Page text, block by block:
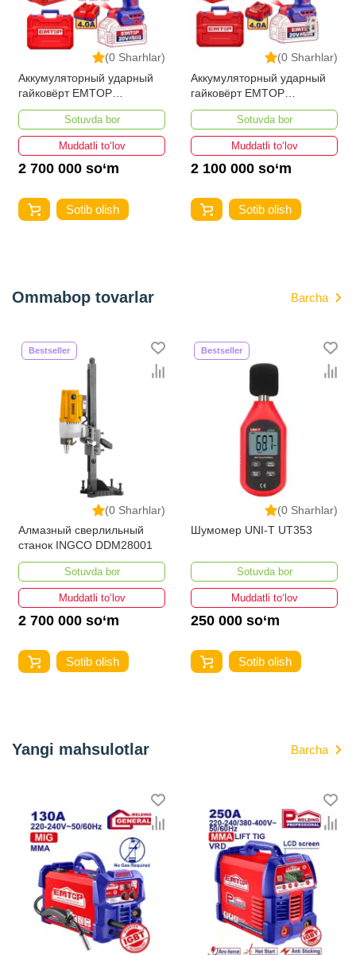
(0 Sharhlar)
Аккумуляторный ударный
гайковёрт EMTOP
ECIWL20135
Sotuvda bor
Muddatli to‘lov
2 700 000 so‘m
Sotib olish
(0 Sharhlar)
Аккумуляторный ударный
гайковёрт EMTOP
ECIWL20105
Sotuvda bor
Muddatli to‘lov
2 100 000 so‘m
Sotib olish
Ommabop tovarlar Barcha
(0 Sharhlar)
Bestseller
Алмазный сверлильный
станок INGCO DDM28001
Sotuvda bor
Muddatli to‘lov
2 700 000 so‘m
Sotib olish
(0 Sharhlar)
Bestseller
Шумомер UNI-T UT353
Sotuvda bor
Muddatli to‘lov
250 000 so‘m
Sotib olish
Yangi mahsulotlar Barcha